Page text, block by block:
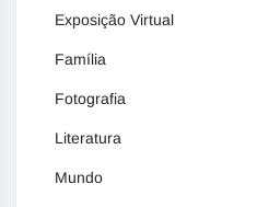
Exposição Virtual
Família
Fotografia
Literatura
Mundo